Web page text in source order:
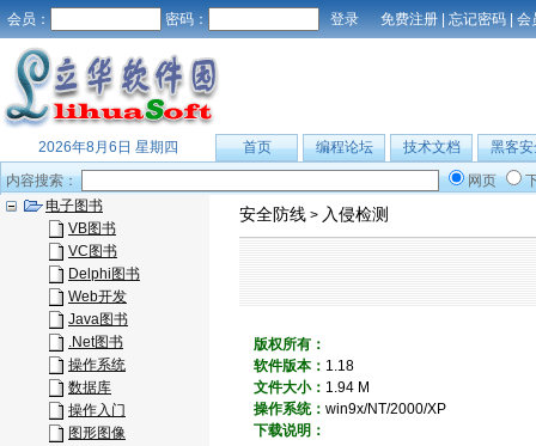
会员： 密码： 免费注册 | 忘记密码 | 会
2026年8月6日 星期四 首页 编程论坛 技术文档
黑客安
内容搜索：
网页
电子图书
VB图书
VC图书
Delphi图书
Web开发
Java图书
.Net图书
操作系统
数据库
操作入门
图形图像
安全防线 > 入侵检测
版权所有：
软件版本： 1.18
文件大小： 1.94 M
操作系统： win9x/NT/2000/XP
下载说明：